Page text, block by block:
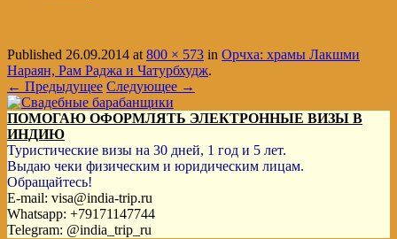
Published 26.09.2014 at800 × 573 in Орчха: храмы Лакшми
Нараян, Рам Раджа и Чатурбхудж.
← Предыдущее Следующее →
ПОМОГАЮ ОФОРМЛЯТЬ ЭЛЕКТРОННЫЕ ВИЗЫ В
ИНДИЮ
Туристические визы на 30 дней, 1 год и 5 лет.
Выдаю чеки физическим и юридическим лицам.
Обращайтесь!
E-mail: visa@india-trip.ru
Whatsapp: +79171147744
Telegram: @india_trip_ru